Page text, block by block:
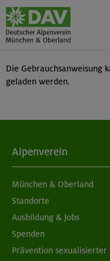
Die Gebrauchsanweisung
geladen werden.
Alpenverein
München & Oberland
Standorte
Ausbildung & Jobs
Spenden
Prävention sexualisierter